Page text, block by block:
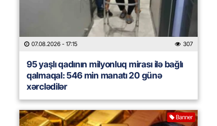
07.08.2026 - 17:15 307
95 yaşlı qadının milyonluq mirası ilə bağlı
qalmaqal: 546 min manatı 20 günə
xərclədilər
Banner